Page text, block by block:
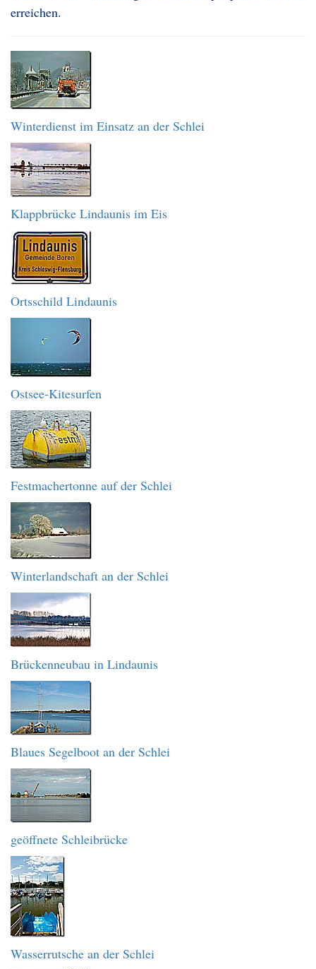
erreichen.
Winterdienst im Einsatz an der Schlei
Klappbrücke Lindaunis im Eis
Ortsschild Lindaunis
Ostsee-Kitesurfen
Festmachertonne auf der Schlei
Winterlandschaft an der Schlei
Brückenneubau in Lindaunis
Blaues Segelboot an der Schlei
geöffnete Schleibrücke
Wasserrutsche an der Schlei